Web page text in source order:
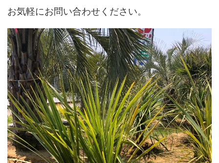
お気軽にお問い合わせください。